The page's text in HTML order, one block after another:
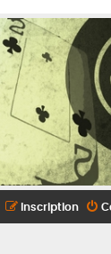
Inscription